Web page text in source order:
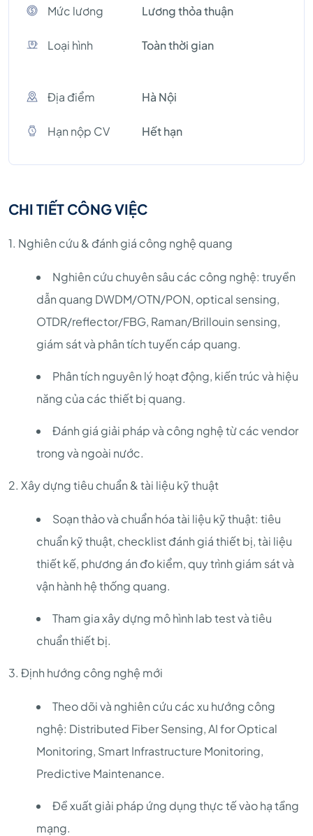
Mức lương Lương thỏa thuận
Loại hình Toàn thời gian
Địa điểm Hà Nội
Hạn nộp CV Hết hạn
CHI TIẾT CÔNG VIỆC
1. Nghiên cứu & đánh giá công nghệ quang
Nghiên cứu chuyên sâu các công nghệ: truyền
dẫn quang DWDM/OTN/PON, optical sensing,
OTDR/reflector/FBG, Raman/Brillouin sensing,
giám sát và phân tích tuyến cáp quang.
Phân tích nguyên lý hoạt động, kiến trúc và hiệu
năng của các thiết bị quang.
Đánh giá giải pháp và công nghệ từ các vendor
trong và ngoài nước.
2. Xây dựng tiêu chuẩn & tài liệu kỹ thuật
Soạn thảo và chuẩn hóa tài liệu kỹ thuật: tiêu
chuẩn kỹ thuật, checklist đánh giá thiết bị, tài liệu
thiết kế, phương án đo kiểm, quy trình giám sát và
vận hành hệ thống quang.
Tham gia xây dựng mô hình lab test và tiêu
chuẩn thiết bị.
3. Định hướng công nghệ mới
Theo dõi và nghiên cứu các xu hướng công
nghệ: Distributed Fiber Sensing, AI for Optical
Monitoring, Smart Infrastructure Monitoring,
Predictive Maintenance.
Đề xuất giải pháp ứng dụng thực tế vào hạ tầng
mạng.